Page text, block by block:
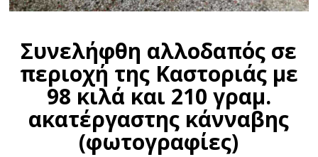
Συνελήφθη αλλοδαπός σε
περιοχή της Καστοριάς με
98 κιλά και 210 γραμ.
ακατέργαστης κάνναβης
(φωτογραφίες)